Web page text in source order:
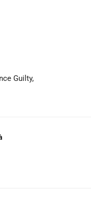
Guilty,